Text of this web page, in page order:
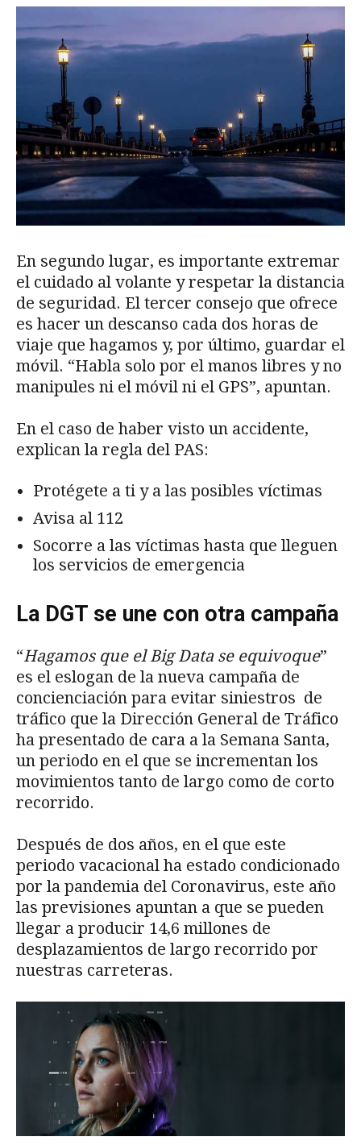
En segundo lugar, es importante extremar
el cuidado al volante y respetar la distancia
de seguridad. El tercer consejo que ofrece
es hacer un descanso cada dos horas de
viaje que hagamos y, por último, guardar el
móvil. “Habla solo por el manos libres y no
manipules ni el móvil ni el GPS”, apuntan.
En el caso de haber visto un accidente,
explican la regla del PAS:
Protégete a ti y a las posibles víctimas
Avisa al 112
Socorre a las víctimas hasta que lleguen
los servicios de emergencia
La DGT se une con otra campaña
“Hagamos que el Big Data se equivoque”
es el eslogan de la nueva campaña de
concienciación para evitar siniestros de
tráfico que la Dirección General de Tráfico
ha presentado de cara a la Semana Santa,
un periodo en el que se incrementan los
movimientos tanto de largo como de corto
recorrido.
Después de dos años, en el que este
periodo vacacional ha estado condicionado
por la pandemia del Coronavirus, este año
las previsiones apuntan a que se pueden
llegar a producir 14,6 millones de
desplazamientos de largo recorrido por
nuestras carreteras.